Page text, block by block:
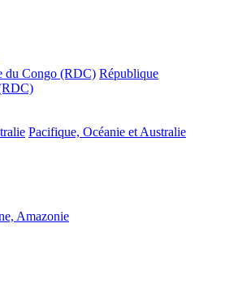
du Congo (RDC) République
Pacifique, Océanie et Australie
Amazonie